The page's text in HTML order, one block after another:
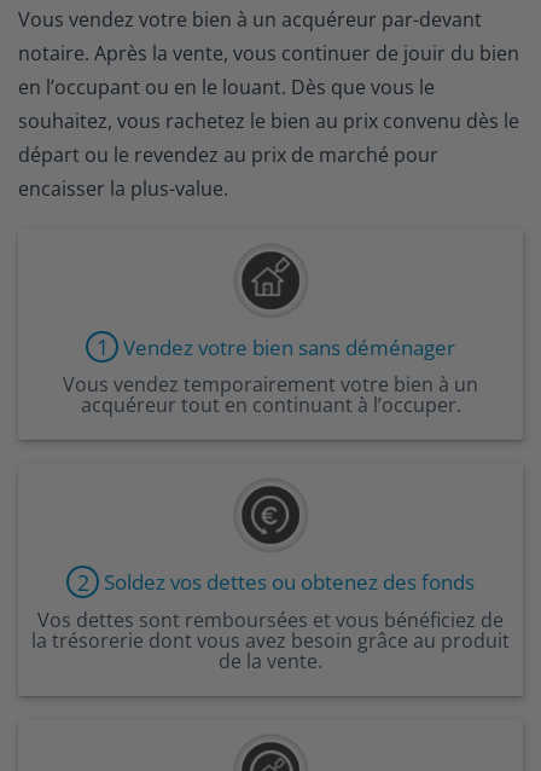
Vous vendez votre bien à un acquéreur par-devant
notaire. Après la vente, vous continuer de jouir du bien
en l’occupant ou en le louant. Dès que vous le
souhaitez, vous rachetez le bien au prix convenu dès le
départ ou le revendez au prix de marché pour
encaisser la plus-value.
1 Vendez votre bien sans déménager
Vous vendez temporairement votre bien à un
acquéreur tout en continuant à l’occuper.
2 Soldez vos dettes ou obtenez des fonds
Vos dettes sont remboursées et vous bénéficiez de
la trésorerie dont vous avez besoin grâce au produit
de la vente.